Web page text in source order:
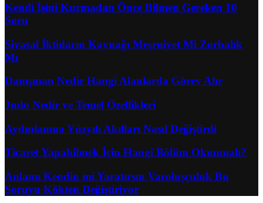
Kendi İşini Kurmadan Önce Bilmen Gereken 10
Soru
Siyasal İktidarın Kaynağı Meşruiyet Mi Zorbalık
Mı
Danışman Nedir Hangi Alanlarda Görev Alır
Judo Nedir ve Temel Özellikleri
Aydınlanma Yüzyılı Akılları Nasıl Değiştirdi
Ticaret Yapabilmek İçin Hangi Bölüm Okunmalı?
Anlamı Kendin mi Yaratırsın Varoluşçuluk Bu
Soruyu Kökten Değiştiriyor